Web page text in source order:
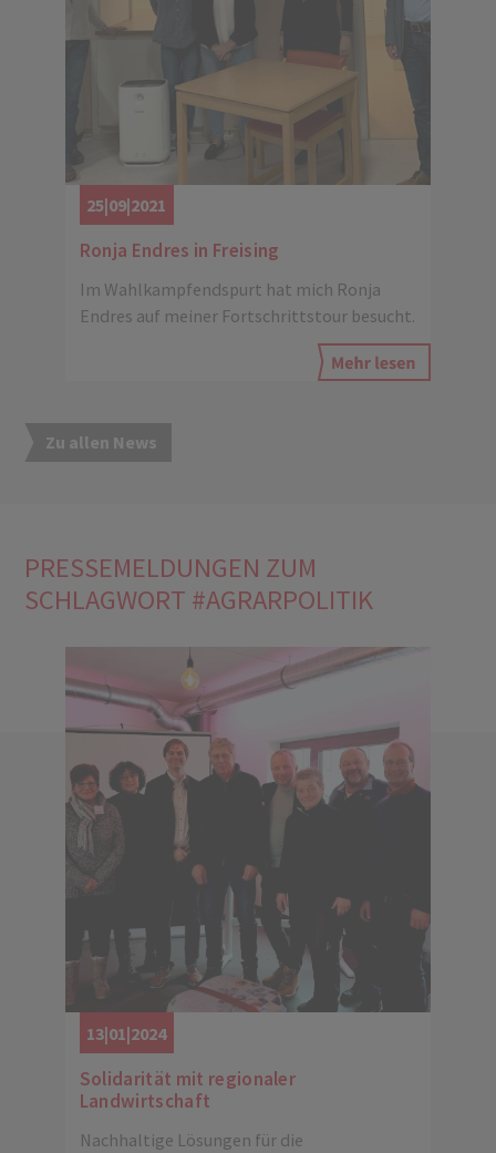
25|09|2021
Ronja Endres in Freising
Im Wahlkampfendspurt hat mich Ronja
Endres auf meiner Fortschrittstour besucht.
Zu allen News
PRESSEMELDUNGEN ZUM
SCHLAGWORT #AGRARPOLITIK
13|01|2024
Solidarität mit regionaler
Landwirtschaft
Nachhaltige Lösungen für die